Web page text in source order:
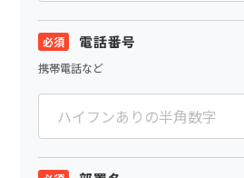
電話番号
携帯電話など